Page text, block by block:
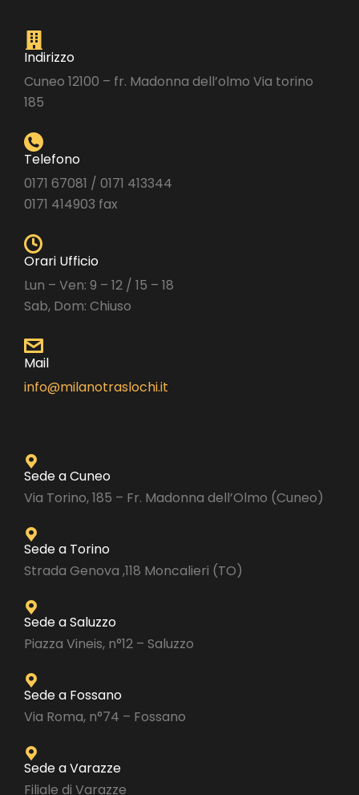
Indirizzo
Cuneo 12100 – fr. Madonna dell’olmo Via torino
185
Telefono
0171 67081 / 0171 413344
0171 414903 fax
Orari Ufficio
Lun – Ven: 9 – 12 / 15 – 18
Sab, Dom: Chiuso
Mail
info@milanotraslochi.it
Sede a Cuneo
Via Torino, 185 – Fr. Madonna dell’Olmo (Cuneo)
Sede a Torino
Strada Genova ,118 Moncalieri (TO)
Sede a Saluzzo
Piazza Vineis, n°12 – Saluzzo
Sede a Fossano
Via Roma, n°74 – Fossano
Sede a Varazze
Filiale di Varazze